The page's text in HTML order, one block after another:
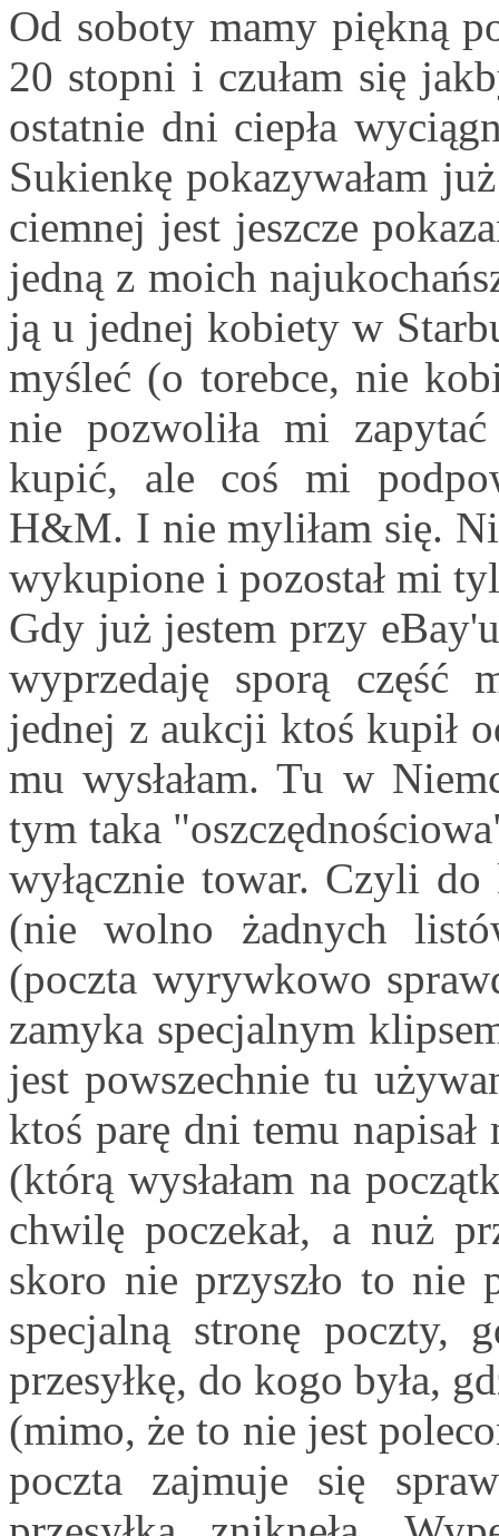
Od soboty mamy piękną
20 stopni i czułam się
ostatnie dni ciepła
Sukienkę pokazywałam
ciemnej jest jeszcze
jedną z moich
ją u jednej kobiety w
myśleć (o torebce, nie
nie pozwoliła mi
kupić, ale coś mi
H&M. I nie myliłam się.
wykupione i pozostał mi
Gdy już jestem przy
wyprzedaję sporą część
jednej z aukcji ktoś kupił
mu wysłałam. Tu w
tym taka
wyłącznie towar. Czyli
(nie wolno żadnych
(poczta wyrywkowo
zamyka specjalnym
jest powszechnie tu
ktoś parę dni temu
(którą wysłałam na
chwilę poczekał, a nuż
skoro nie przyszło to nie
specjalną stronę poczty,
przesyłkę, do kogo była,
(mimo, że to nie jest
poczta zajmuje się